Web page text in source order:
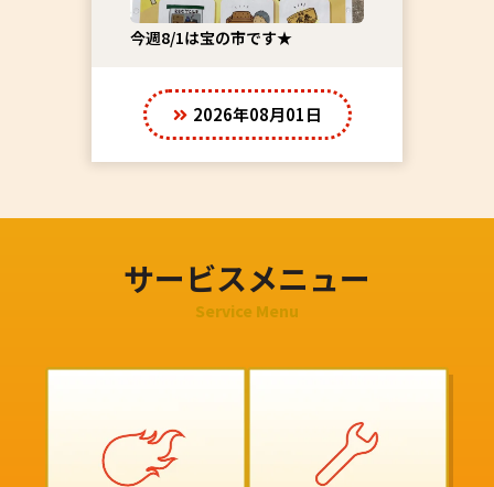
今週8/1は宝の市です★
2026年08月01日
サービスメニュー
Service Menu